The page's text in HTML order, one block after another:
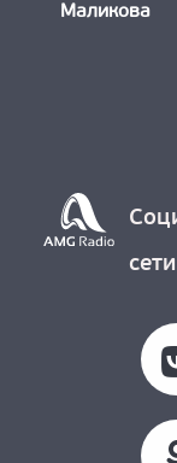
Маликова
сети